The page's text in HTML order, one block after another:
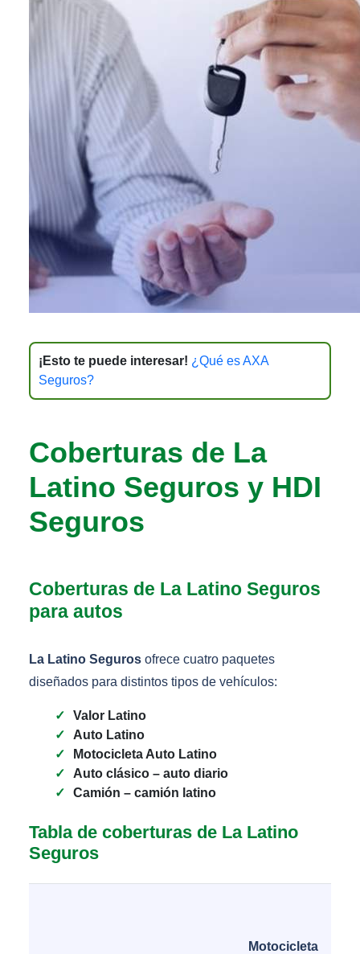
¡Esto te puede interesar! ¿Qué es AXA
Seguros?
Coberturas de La
Latino Seguros y HDI
Seguros
Coberturas de La Latino Seguros
para autos
La Latino Seguros ofrece cuatro paquetes
diseñados para distintos tipos de vehículos:
Valor Latino
Auto Latino
Motocicleta Auto Latino
Auto clásico – auto diario
Camión – camión latino
Tabla de coberturas de La Latino
Seguros
Motocicleta